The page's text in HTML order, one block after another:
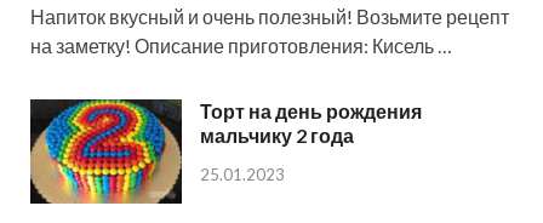
Напиток вкусный и очень полезный! Возьмите рецепт
на заметку! Описание приготовления: Кисель …
Торт на день рождения
мальчику 2 года
25.01.2023